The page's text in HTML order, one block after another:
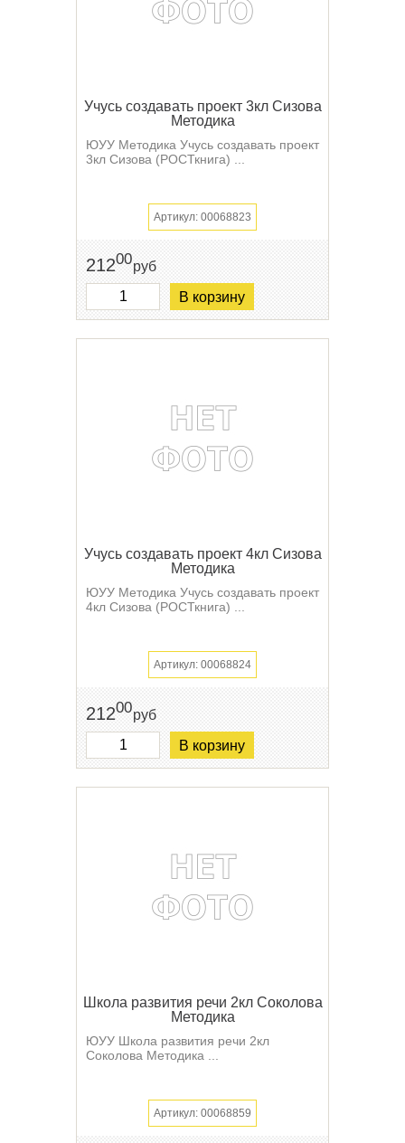
Учусь создавать проект 3кл Сизова
Методика
ЮУУ Методика Учусь создавать проект
3кл Сизова (РОСТкнига) ...
Артикул: 00068823
21200руб
В корзину
Учусь создавать проект 4кл Сизова
Методика
ЮУУ Методика Учусь создавать проект
4кл Сизова (РОСТкнига) ...
Артикул: 00068824
21200руб
В корзину
Школа развития речи 2кл Соколова
Методика
ЮУУ Школа развития речи 2кл
Соколова Методика ...
Артикул: 00068859